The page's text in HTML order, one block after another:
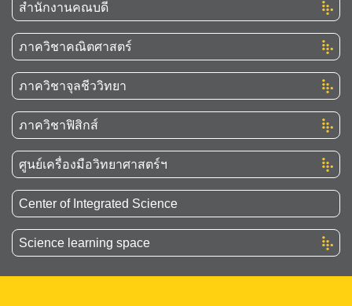
สำนักงานคณบดี
ภาควิชาคณิตศาสตร์
ภาควิชาจุลชีววิทยา
ภาควิชาฟิสิกส์
ศูนย์เครื่องมือวิทยาศาสตร์ฯ
Center of Integrated Science
Science learning space